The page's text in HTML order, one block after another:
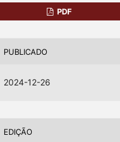
PDF
PUBLICADO
2024-12-26
EDIÇÃO